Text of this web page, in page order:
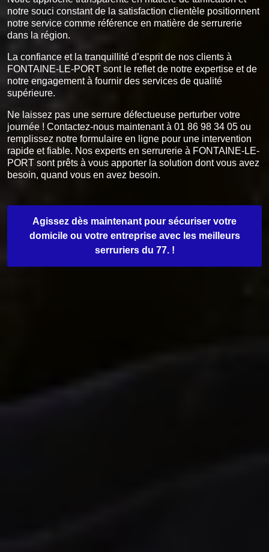
notre souci constant de la satisfaction clientèle positionnent
notre service comme référence en matière de serrurerie
dans la région.
La confiance et la tranquillité d’esprit de nos clients à
FONTAINE-LE-PORT sont le reflet de notre expertise et de
notre engagement à fournir des services de qualité
supérieure.
Ne laissez pas une serrure défectueuse perturber votre
journée ! Contactez-nous maintenant à 01 86 98 34 05 ou
remplissez notre formulaire en ligne pour une intervention
rapide et fiable. Nos experts en serrurerie à FONTAINE-LE-
PORT sont prêts à vous apporter la solution dont vous avez
besoin, quand vous en avez besoin.
Agissez dès maintenant pour sécuriser votre
domicile ou votre entreprise avec les meilleurs
serruriers du 77. !